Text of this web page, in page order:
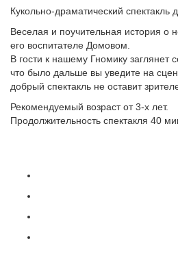
Кукольно-драматический спектакль
Веселая и поучительная история о
его воспитателе Домовом.
В гости к нашему Гномику заглянет
что было дальше вы уведите на
добрый спектакль не оставит
Рекомендуемый возраст от 3-х лет.
Продолжительность спектакля 40